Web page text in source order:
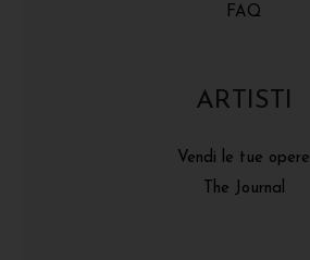
FAQ
ARTISTI
Vendi le tue opere
The Journal